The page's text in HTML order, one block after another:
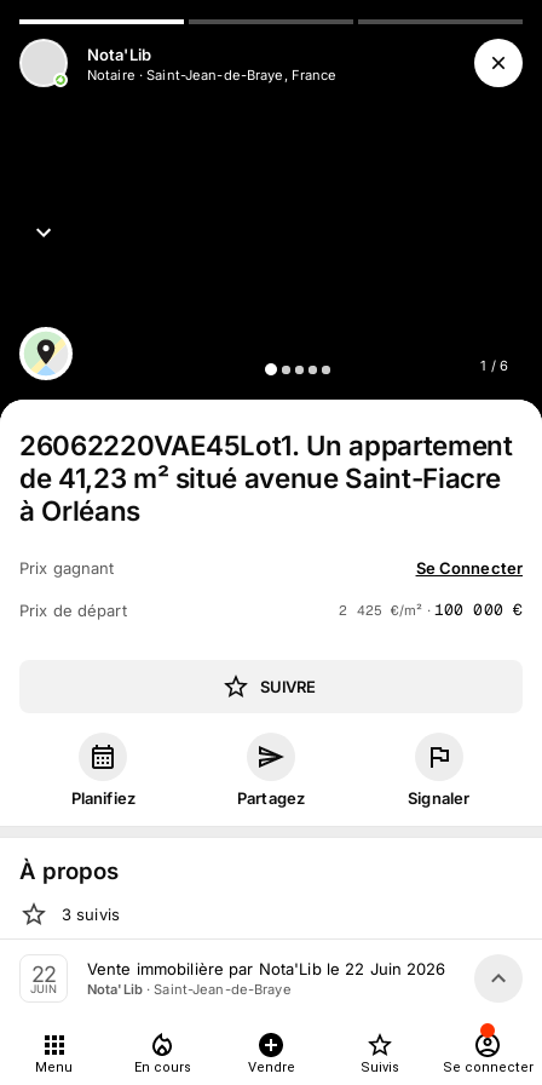
1 / 6
Nota'Lib
Notaire ·Saint-Jean-de-Braye, France
26062220VAE45Lot1. Un appartement
de 41,23 m² situé avenue Saint-Fiacre
à Orléans
Prix gagnant Se Connecter
Prix de départ 2 425 €/m² · 100 000 €
SUIVRE
Planifiez Partagez Signaler
À propos
3 suivis
Lun. 22 juin 2026 15:30 au lun. 22 juin 19:30
Vente volontaireorganiséepar
Tout le monde peut participer
22
JUIN
Vente immobilière par Nota'Lib le 22 Juin 2026
Nota'Lib·Saint-Jean-de-Braye
Menu En cours Vendre Suivis Se connecter